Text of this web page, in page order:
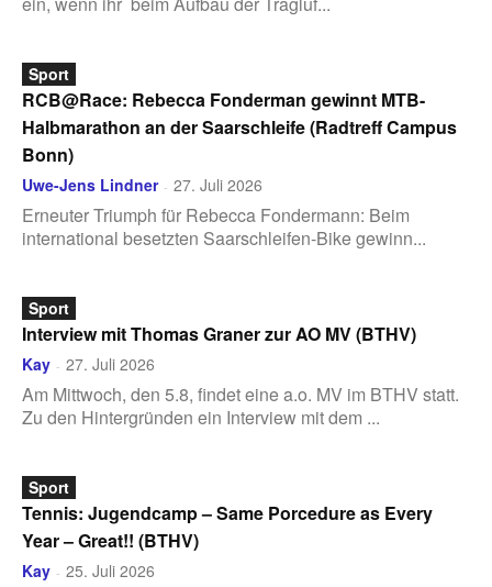
Sport
RCB@Race: Rebecca Fonderman gewinnt MTB-
Halbmarathon an der Saarschleife (Radtreff Campus
Bonn)
Uwe-Jens Lindner - 27. Juli 2026
Erneuter Triumph für Rebecca Fondermann: Beim
international besetzten Saarschleifen-Bike gewinn...
Sport
Interview mit Thomas Graner zur AO MV (BTHV)
Kay - 27. Juli 2026
Am Mittwoch, den 5.8, findet eine a.o. MV im BTHV statt.
Zu den Hintergründen ein Interview mit dem ...
Sport
Tennis: Jugendcamp – Same Porcedure as Every
Year – Great!! (BTHV)
Kay - 25. Juli 2026